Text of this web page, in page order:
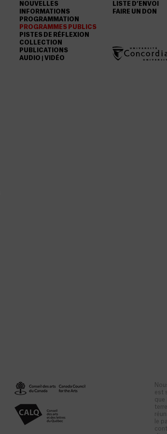
NOUVELLES
INFORMATIONS
PROGRAMMATION
PROGRAMMES PUBLICS
PISTES DE RÉFLEXION
COLLECTION
PUBLICATIONS
AUDIO | VIDÉO
LISTE D’ENVOI
FAIRE UN DON
est
que
le